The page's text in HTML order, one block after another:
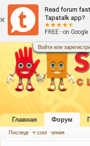
Read forum
Tapatalk app?
FREE - on Google
Войти или
Форум ... Каталог
Главная Форум
Последние сообщения